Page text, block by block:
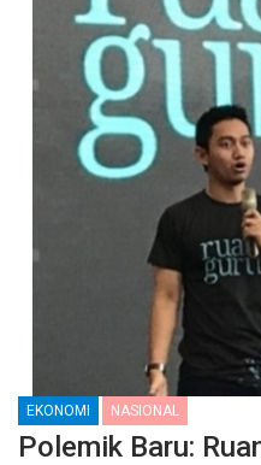
EKONOMI NASIONAL
Polemik Baru: